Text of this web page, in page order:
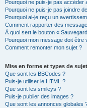
Pourquoi ne puis-je pas accéder
Pourquoi ne puis-je pas joindre
Pourquoi ai-je reçu un
Comment rapporter des
À quoi sert le bouton «
Pourquoi mon message doit être
Comment remonter mon sujet ?
Mise en forme et types de
Que sont les BBCodes ?
Puis-je utiliser le HTML ?
Que sont les smileys ?
Puis-je publier des images ?
Que sont les annonces globales